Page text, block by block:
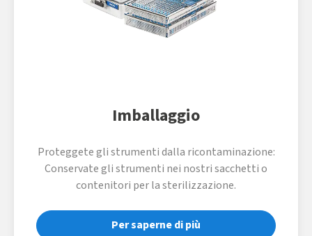
Imballaggio
Proteggete gli strumenti dalla ricontaminazione:
Conservate gli strumenti nei nostri sacchetti o
contenitori per la sterilizzazione.
Per saperne di più